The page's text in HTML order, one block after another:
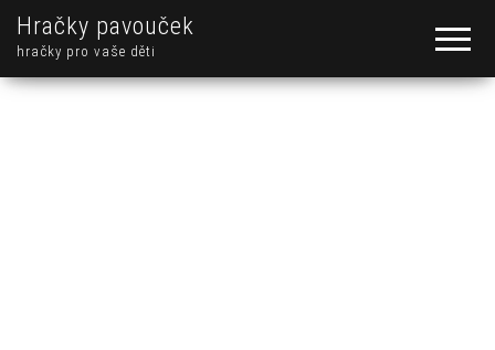
Hračky pavouček
hračky pro vaše děti